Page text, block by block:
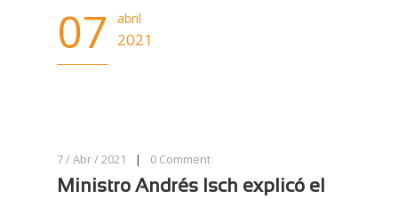
07 abril
2021
7 / Abr / 2021 | 0 Comment
Ministro Andrés Isch explicó el